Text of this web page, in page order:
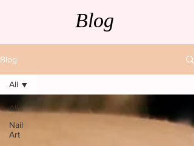
Blog
Blog
All
Nail
Art
All